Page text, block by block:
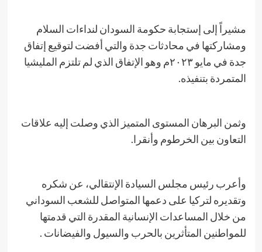
مشيراً إلى إستجابة حكومة السودان لنداءات السلام
ومشاركتها في محادثات جدة والتي أفضت لتوقيع إتفاق
جدة في مايو ٢٠٢٣م وهو الإتفاق الذي لم تلتزم المليشيا
المتمردة بتنفيذه.
وثمن البرهان المستوى المتميز الذي وصلت إليه علاقات
التعاون بين الخرطوم وأنقرا.
وأعرب رئيس مجلس السيادة الإنتقالي، عن شكره
وتقديره لتركيا على دعمها المتواصل للشعب السوداني
من خلال المساعدات الإنسانية المقدرة التي قدمتها
للمواطنين المتأثرين بالحرب والسيول والفيضانات .